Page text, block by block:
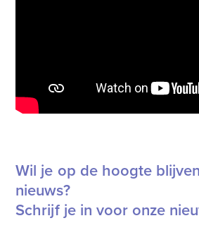
Wil je op de hoogte
nieuws?
Schrijf je in voor onze